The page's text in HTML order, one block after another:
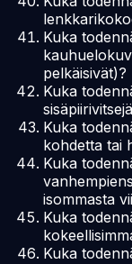
Kuka
pelkäisivät)?
Kuka
Kuka
kohdetta tai
Kuka
isommasta
Kuka
Kuka